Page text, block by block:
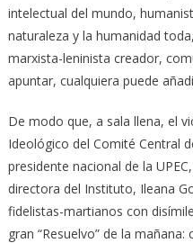
intelectual del mundo,
naturaleza y la humanidad
marxista-leninista creador,
apuntar, cualquiera puede
De modo que, a sala llena, el
Ideológico del Comité Central
presidente nacional de la
directora del Instituto, Ileana
fidelistas-martianos con
gran “Resuelvo” de la